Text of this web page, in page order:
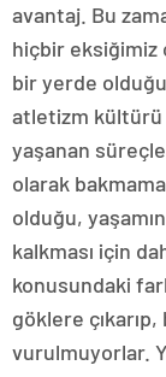
avantaj. Bu
hiçbir eksiğimiz
bir yerde
atletizm kültürü
yaşanan
olarak
olduğu,
kalkması için
konusundaki
göklere
vurulmuyorlar.